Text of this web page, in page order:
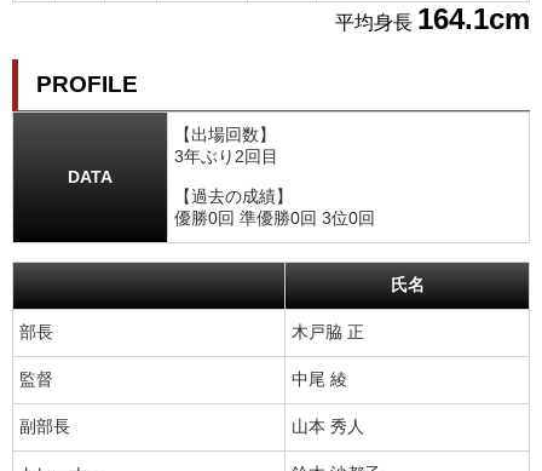
平均身長 164.1cm
PROFILE
DATA
【出場回数】
3年ぶり2回目
【過去の成績】
優勝0回 準優勝0回 3位0回
氏名
部長 木戸脇 正
監督 中尾 綾
副部長 山本 秀人